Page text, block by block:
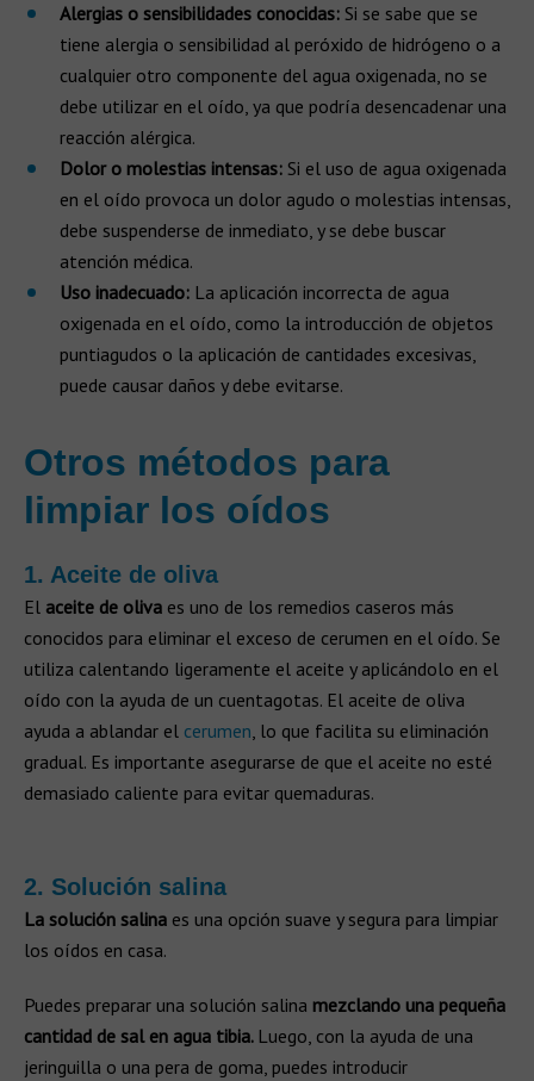
Alergias o sensibilidades conocidas: Si se sabe que se
tiene alergia o sensibilidad al peróxido de hidrógeno o a
cualquier otro componente del agua oxigenada, no se
debe utilizar en el oído, ya que podría desencadenar una
reacción alérgica.
Dolor o molestias intensas: Si el uso de agua oxigenada
en el oído provoca un dolor agudo o molestias intensas,
debe suspenderse de inmediato, y se debe buscar
atención médica.
Uso inadecuado: La aplicación incorrecta de agua
oxigenada en el oído, como la introducción de objetos
puntiagudos o la aplicación de cantidades excesivas,
puede causar daños y debe evitarse.
Otros métodos para
limpiar los oídos
1. Aceite de oliva
El aceite de oliva es uno de los remedios caseros más
conocidos para eliminar el exceso de cerumen en el oído. Se
utiliza calentando ligeramente el aceite y aplicándolo en el
oído con la ayuda de un cuentagotas. El aceite de oliva
ayuda a ablandar el cerumen, lo que facilita su eliminación
gradual. Es importante asegurarse de que el aceite no esté
demasiado caliente para evitar quemaduras.
2. Solución salina
La solución salina es una opción suave y segura para limpiar
los oídos en casa.
Puedes preparar una solución salina mezclando una pequeña
cantidad de sal en agua tibia. Luego, con la ayuda de una
jeringuilla o una pera de goma, puedes introducir